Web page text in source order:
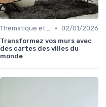
Thématique et Artistique • 02/01/2026
Transformez vos murs avec
des cartes des villes du
monde